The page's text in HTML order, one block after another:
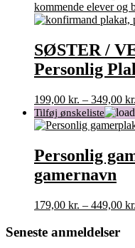
SØSTER /
Personlig
199,00 kr. – 349,00 kr.
Personlig
gamernavn
179,00 kr. – 449,00 kr.
Seneste anmeldelser